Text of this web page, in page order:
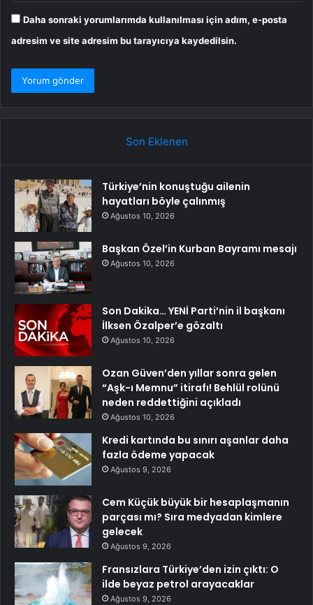
Daha sonraki yorumlarımda kullanılması için adım, e-posta
adresim ve site adresim bu tarayıcıya kaydedilsin.
Son Eklenen
Türkiye’nin konuştuğu ailenin
hayatları böyle çalınmış
Ağustos 10, 2026
Başkan Özel’in Kurban Bayramı mesajı
Ağustos 10, 2026
Son Dakika… YENİ Parti’nin il başkanı
İlksen Özalper’e gözaltı
Ağustos 10, 2026
Ozan Güven’den yıllar sonra gelen
“Aşk-ı Memnu” itirafı! Behlül rolünü
neden reddettiğini açıkladı
Ağustos 10, 2026
Kredi kartında bu sınırı aşanlar daha
fazla ödeme yapacak
Ağustos 9, 2026
Cem Küçük büyük bir hesaplaşmanın
parçası mı? Sıra medyadan kimlere
gelecek
Ağustos 9, 2026
Fransızlara Türkiye’den izin çıktı: O
ilde beyaz petrol arayacaklar
Ağustos 9, 2026